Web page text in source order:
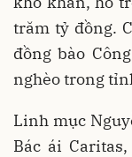
trăm tỷ đồng.
đồng bào
nghèo trong
Linh mục
Bác ái